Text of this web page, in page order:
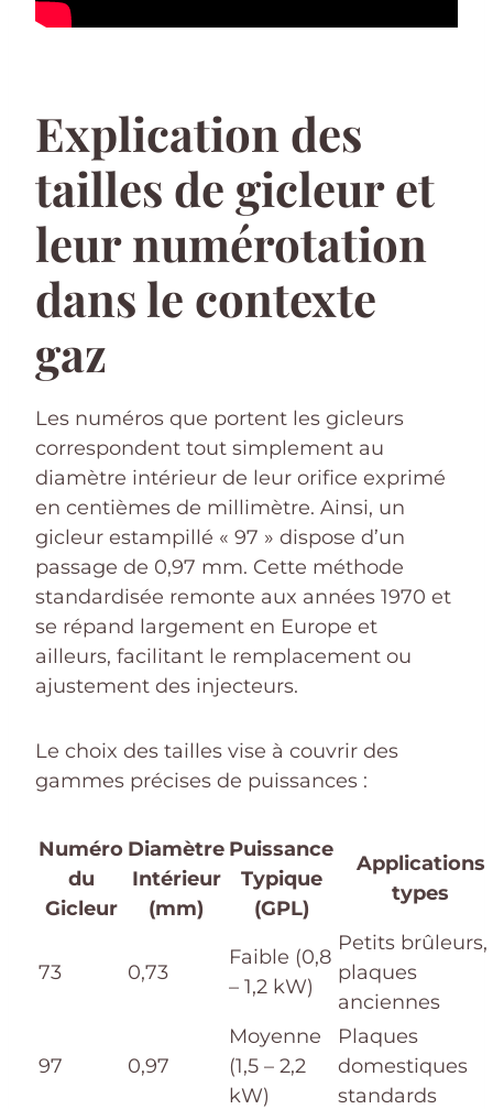
Explication des
tailles de gicleur et
leur numérotation
dans le contexte
gaz
Les numéros que portent les gicleurs
correspondent tout simplement au
diamètre intérieur de leur orifice exprimé
en centièmes de millimètre. Ainsi, un
gicleur estampillé « 97 » dispose d’un
passage de 0,97 mm. Cette méthode
standardisée remonte aux années 1970 et
se répand largement en Europe et
ailleurs, facilitant le remplacement ou
ajustement des injecteurs.
Le choix des tailles vise à couvrir des
gammes précises de puissances :
Numéro
du
Gicleur
Diamètre
Intérieur
(mm)
Puissance
Typique
(GPL)
Applications
types
73 0,73
Faible (0,8
– 1,2 kW)
Petits brûleurs,
plaques
anciennes
97 0,97
Moyenne
(1,5 – 2,2
kW)
Plaques
domestiques
standards